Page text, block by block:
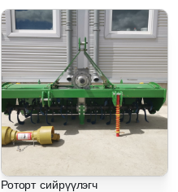
Роторт сийрүүлэгч